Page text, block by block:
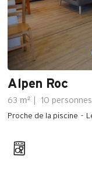
Alpen Roc
63 m² 10 personnes
Proche de la piscine